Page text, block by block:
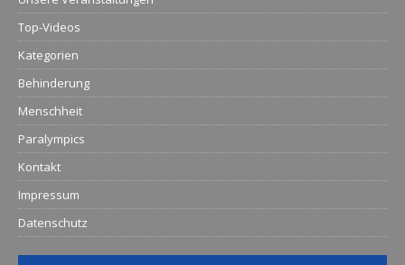
Top-Videos
Kategorien
Behinderung
Menschheit
Paralympics
Kontakt
Impressum
Datenschutz